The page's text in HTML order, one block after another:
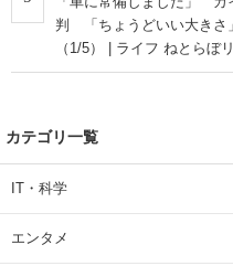
判 「ちょうどいい大きさ
（1/5） | ライフ ねとらぼ
カテゴリ一覧
IT・科学
エンタメ